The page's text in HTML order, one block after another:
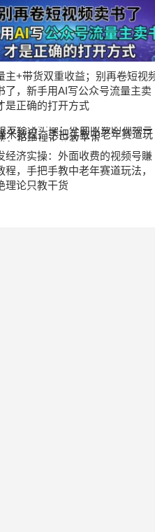
主+带货双重收益；别再卷短视
了，新手用AI写公众号流量主卖
是正确的打开方式
经济实操：外面收费的视频号賺
程，手把手教中老年赛道玩法，
理论只教干货